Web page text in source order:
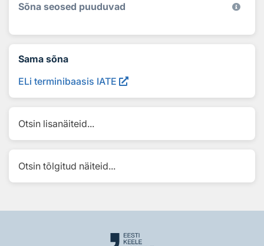
Sõna seosed puuduvad
Sama sõna
ELi terminibaasis IATE
Otsin lisanäiteid...
Otsin tõlgitud näiteid...